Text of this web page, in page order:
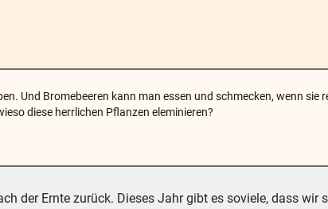
Und Bromebeeren kann man essen und schmecken, wenn sie
diese herrlichen Pflanzen eleminieren?
der Ernte zurück. Dieses Jahr gibt es soviele, dass wir